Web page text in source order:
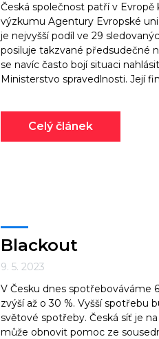
Česká společnost patří v
výzkumu Agentury Evropské
je nejvyšší podíl ve 29
posiluje takzvané předsudečné
se navíc často bojí situaci
Ministerstvo spravedlnosti. Její
Celý článek
Blackout
9. 5. 2023
V Česku dnes spotřebováváme
zvýší až o 30 %. Vyšší spotřebu
světové spotřeby. Česká síť je
může obnovit pomoc ze